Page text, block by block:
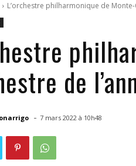
L’orchestre philharmonique de
de
- 7 mars 2022 à 10h48